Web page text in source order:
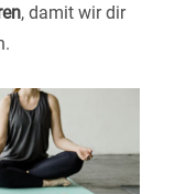
, damit wir dir